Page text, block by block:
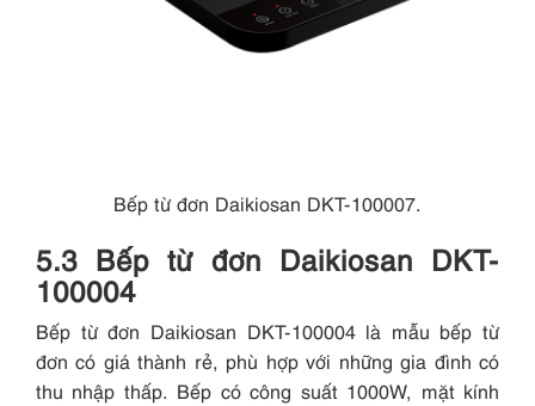
Bếp từ đơn Daikiosan DKT-100007.
5.3 Bếp từ đơn Daikiosan DKT-
100004
Bếp từ đơn Daikiosan DKT-100004 là mẫu bếp từ
đơn có giá thành rẻ, phù hợp với những gia đình có
thu nhập thấp. Bếp có công suất 1000W, mặt kính